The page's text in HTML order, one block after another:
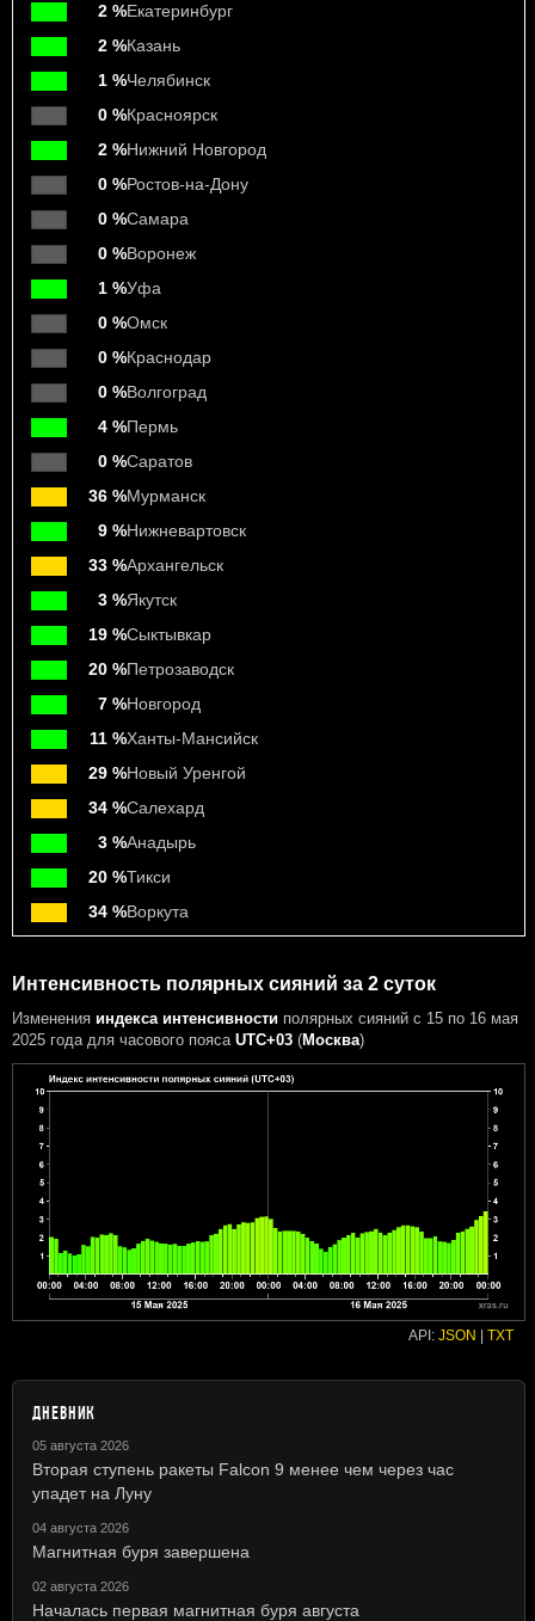
2 %Екатеринбург
2 %Казань
1 %Челябинск
0 %Красноярск
2 %Нижний Новгород
0 %Ростов-на-Дону
0 %Самара
0 %Воронеж
1 %Уфа
0 %Омск
0 %Краснодар
0 %Волгоград
4 %Пермь
0 %Саратов
36 %Мурманск
9 %Нижневартовск
33 %Архангельск
3 %Якутск
19 %Сыктывкар
20 %Петрозаводск
7 %Новгород
11 %Ханты-Мансийск
29 %Новый Уренгой
34 %Салехард
3 %Анадырь
20 %Тикси
34 %Воркута
Интенсивность полярных сияний за 2 суток
Изменения индекса интенсивности полярных сияний с 15 по 16 мая
2025 года для часового пояса UTC+03 (Москва)
API: JSON TXT
ДНЕВНИК
05 августа 2026
Вторая ступень ракеты Falcon 9 менее чем через час
упадет на Луну
04 августа 2026
Магнитная буря завершена
02 августа 2026
Началась первая магнитная буря августа